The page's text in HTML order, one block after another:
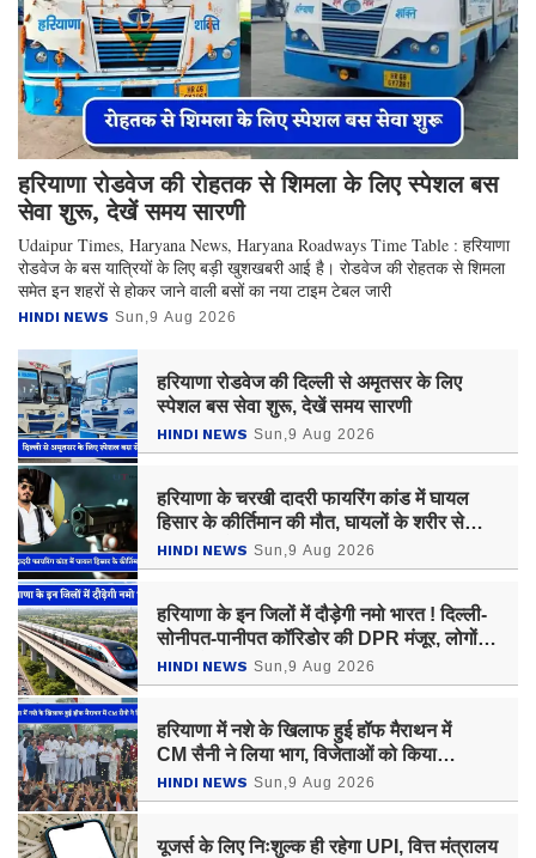
हरियाणा रोडवेज की रोहतक से शिमला के लिए स्पेशल बस
सेवा शुरू, देखें समय सारणी
Udaipur Times, Haryana News, Haryana Roadways Time Table : हरियाणा
रोडवेज के बस यात्रियों के लिए बड़ी खुशखबरी आई है। रोडवेज की रोहतक से शिमला
समेत इन शहरों से होकर जाने वाली बसों का नया टाइम टेबल जारी
HINDI NEWS Sun,9 Aug 2026
हरियाणा रोडवेज की दिल्ली से अमृतसर के लिए
स्पेशल बस सेवा शुरू, देखें समय सारणी
HINDI NEWS Sun,9 Aug 2026
हरियाणा के चरखी दादरी फायरिंग कांड में घायल
हिसार के कीर्तिमान की मौत, घायलों के शरीर से
मिलीं 20 गोलियां
HINDI NEWS Sun,9 Aug 2026
हरियाणा के इन जिलों में दौड़ेगी नमो भारत ! दिल्ली-
सोनीपत-पानीपत कॉरिडोर की DPR मंजूर, लोगों
को मिलेगा बड़ा फायदा
HINDI NEWS Sun,9 Aug 2026
हरियाणा में नशे के खिलाफ हुई हॉफ मैराथन में
CM सैनी ने लिया भाग, विजेताओं को किया
सम्मानित
HINDI NEWS Sun,9 Aug 2026
यूजर्स के लिए निःशुल्क ही रहेगा UPI, वित्त मंत्रालय